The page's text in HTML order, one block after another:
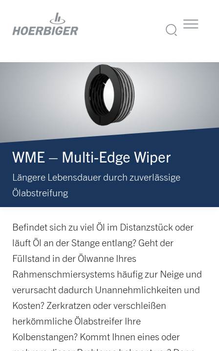
WME – Multi-Edge Wiper
Längere Lebensdauer durch zuverlässige
Ölabstreifung
Befindet sich zu viel Öl im Distanzstück oder
läuft Öl an der Stange entlang? Geht der
Füllstand in der Ölwanne Ihres
Rahmenschmiersystems häufig zur Neige und
verursacht dadurch Unannehmlichkeiten und
Kosten? Zerkratzen oder verschleißen
herkömmliche Ölabstreifer Ihre
Kolbenstangen? Kommt Ihnen eines oder